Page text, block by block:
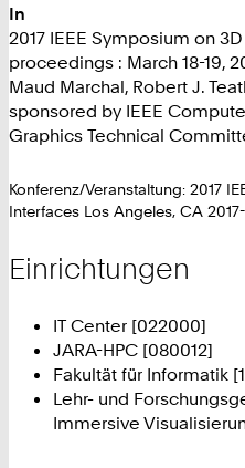
In
2017 IEEE Symposium on
proceedings : March 18-19,
Maud Marchal, Robert J.
sponsored by IEEE
Graphics Technical
Konferenz/Veranstaltung: 2017
Interfaces Los Angeles, CA
Einrichtungen
IT Center [022000]
JARA-HPC [080012]
Fakultät für Informatik
Lehr- und
Immersive